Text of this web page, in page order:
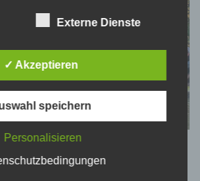
es für drei KKD-Kanuten zur
von Ahsen bis Flaesheim.
Mittels dieser
und verarbeiteten
Daten informieren. Ferner werden
mittels dieser Datenschutzerklärung
Rechte aufgeklärt.
und organisatorische Maßnahmen
Externe Dienste
✓ Akzeptieren
speichern
Personalisieren